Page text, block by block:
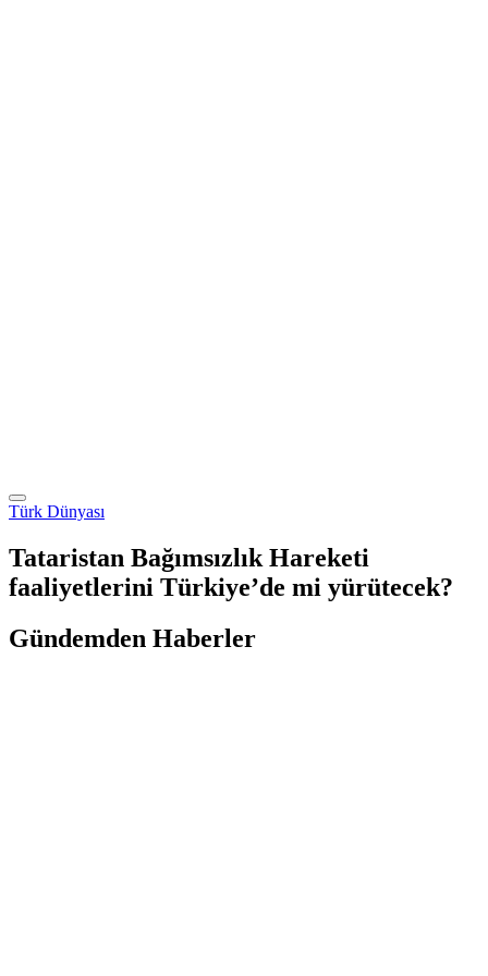
Türk Dünyası
Tataristan Bağımsızlık Hareketi
faaliyetlerini Türkiye’de mi yürütecek?
Gündemden Haberler